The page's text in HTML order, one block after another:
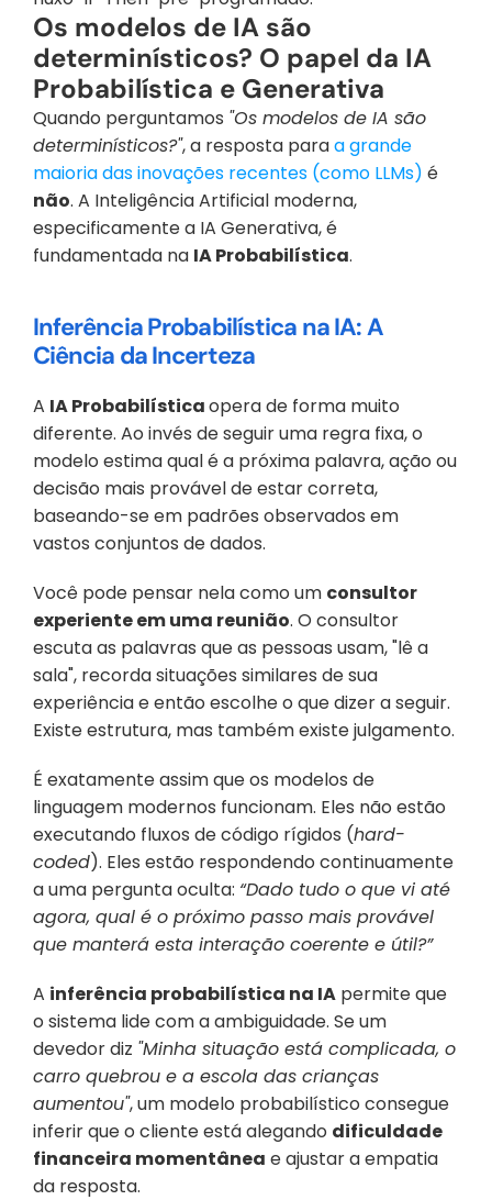
Os modelos de IA são
determinísticos? O papel da IA
Probabilística e Generativa
Quando perguntamos "Os modelos de IA são
determinísticos?", a resposta para a grande
maioria das inovações recentes (como LLMs)
é
não. A Inteligência Artificial moderna,
especificamente a IA Generativa, é
fundamentada na IA Probabilística.
Inferência Probabilística na IA: A
Ciência da Incerteza
A IA Probabilística opera de forma muito
diferente. Ao invés de seguir uma regra fixa, o
modelo estima qual é a próxima palavra, ação ou
decisão mais provável de estar correta,
baseando-se em padrões observados em
vastos conjuntos de dados.
Você pode pensar nela como um consultor
experiente em uma reunião. O consultor
escuta as palavras que as pessoas usam, "lê a
sala", recorda situações similares de sua
experiência e então escolhe o que dizer a seguir.
Existe estrutura, mas também existe julgamento.
É exatamente assim que os modelos de
linguagem modernos funcionam. Eles não estão
executando fluxos de código rígidos (hard-
coded). Eles estão respondendo continuamente
a uma pergunta oculta: “Dado tudo o que vi até
agora, qual é o próximo passo mais provável
que manterá esta interação coerente e útil?”
A inferência probabilística na IA permite que
o sistema lide com a ambiguidade. Se um
devedor diz "Minha situação está complicada, o
carro quebrou e a escola das crianças
aumentou", um modelo probabilístico consegue
inferir que o cliente está alegando dificuldade
financeira momentânea e ajustar a empatia
da resposta.